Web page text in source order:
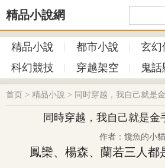
精品小說網
精品小說 都市小說 玄幻
科幻競技
穿越架空 鬼話
首页 > 精品小說 > 同时穿越，我自己就是
同時穿越，我自己就是金
作者：饞魚的小貓
鳳欒、楊森、蘭若三人都